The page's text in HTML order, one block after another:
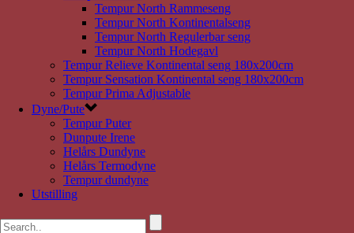
Tempur North Rammeseng
Tempur North Kontinentalseng
Tempur North Regulerbar seng
Tempur North Hodegavl
Tempur Relieve Kontinental seng 180x200cm
Tempur Sensation Kontinental seng 180x200cm
Tempur Prima Adjustable
Dyne/Pute
Tempur Puter
Dunpute Irene
Helårs Dundyne
Helårs Termodyne
Tempur dundyne
Utstilling